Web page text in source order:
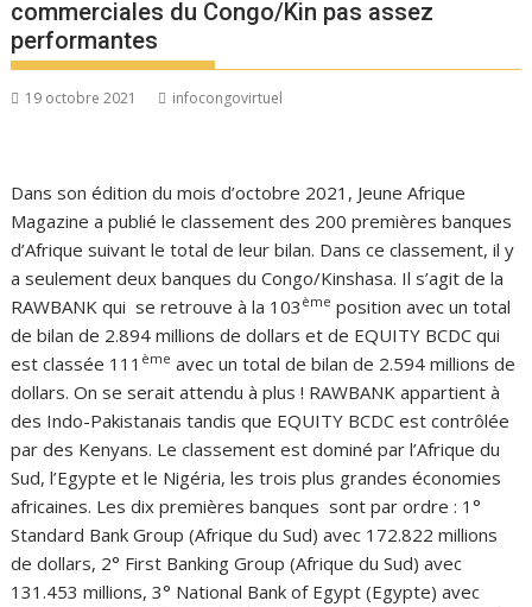
commerciales du Congo/Kin pas assez
performantes
19 octobre 2021 infocongovirtuel
Dans son édition du mois d’octobre 2021, Jeune Afrique
Magazine a publié le classement des 200 premières banques
d’Afrique suivant le total de leur bilan. Dans ce classement, il y
a seulement deux banques du Congo/Kinshasa. Il s’agit de la
RAWBANK qui se retrouve à la 103 ème position avec un total
de bilan de 2.894 millions de dollars et de EQUITY BCDC qui
est classée 111 ème avec un total de bilan de 2.594 millions de
dollars. On se serait attendu à plus ! RAWBANK appartient à
des Indo-Pakistanais tandis que EQUITY BCDC est contrôlée
par des Kenyans. Le classement est dominé par l’Afrique du
Sud, l’Egypte et le Nigéria, les trois plus grandes économies
africaines. Les dix premières banques sont par ordre : 1°
Standard Bank Group (Afrique du Sud) avec 172.822 millions
de dollars, 2° First Banking Group (Afrique du Sud) avec
131.453 millions, 3° National Bank of Egypt (Egypte) avec